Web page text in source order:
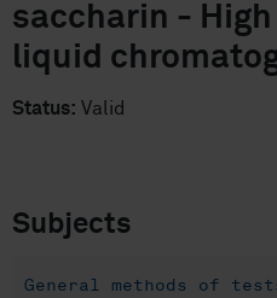
saccharin -
liquid
Status: Valid
Subjects
General methods of